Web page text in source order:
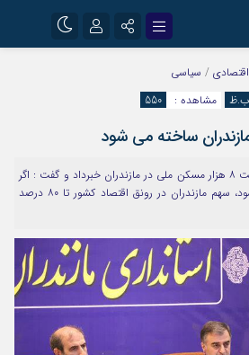
اقتصادی / سیاسی
مشاهده : 550
استاندار مازندران از شروع ساخت ۸ هزار مسکن ملی در مازندران خبرداد و گفت : اگر
مسائل زیر بنایی حل و فصل شود، سهم مازندران در رونق اقتصاد کشور تا ۸۰ درصد